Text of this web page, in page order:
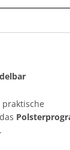
praktische